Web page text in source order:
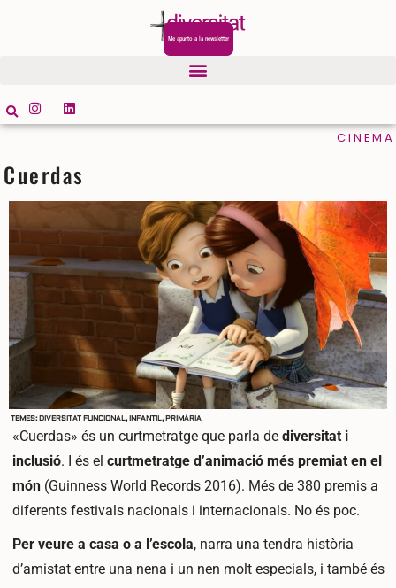
Me apunto a la newsletter
CINEMA
Cuerdas
TEMES:DIVERSITAT FUNCIONAL,INFANTIL,PRIMÀRIA
«Cuerdas» és un curtmetratge que parla de diversitat i
inclusió. I és el curtmetratge d’animació més premiat en el
món (Guinness World Records 2016). Més de 380 premis a
diferents festivals nacionals i internacionals. No és poc.
Per veure a casa o a l’escola, narra una tendra història
d’amistat entre una nena i un nen molt especials, i també és